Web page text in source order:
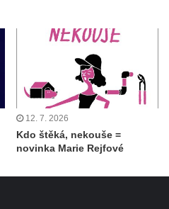
12. 7. 2026
Kdo štěká, nekouše =
novinka Marie Rejfové